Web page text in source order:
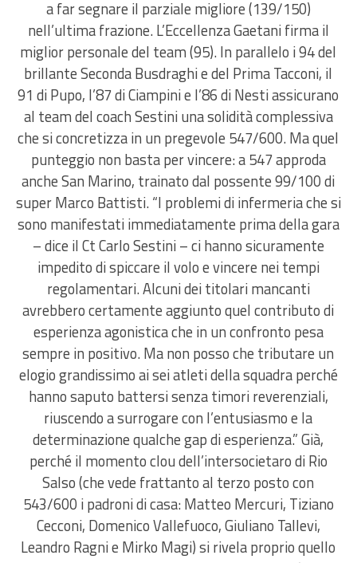
a far segnare il parziale migliore (139/150)
nell’ultima frazione. L’Eccellenza Gaetani firma il
miglior personale del team (95). In parallelo i 94 del
brillante Seconda Busdraghi e del Prima Tacconi, il
91 di Pupo, l’87 di Ciampini e l’86 di Nesti assicurano
al team del coach Sestini una solidità complessiva
che si concretizza in un pregevole 547/600. Ma quel
punteggio non basta per vincere: a 547 approda
anche San Marino, trainato dal possente 99/100 di
super Marco Battisti. “I problemi di infermeria che si
sono manifestati immediatamente prima della gara
– dice il Ct Carlo Sestini – ci hanno sicuramente
impedito di spiccare il volo e vincere nei tempi
regolamentari. Alcuni dei titolari mancanti
avrebbero certamente aggiunto quel contributo di
esperienza agonistica che in un confronto pesa
sempre in positivo. Ma non posso che tributare un
elogio grandissimo ai sei atleti della squadra perché
hanno saputo battersi senza timori reverenziali,
riuscendo a surrogare con l’entusiasmo e la
determinazione qualche gap di esperienza.” Già,
perché il momento clou dell’intersocietaro di Rio
Salso (che vede frattanto al terzo posto con
543/600 i padroni di casa: Matteo Mercuri, Tiziano
Cecconi, Domenico Vallefuoco, Giuliano Tallevi,
Leandro Ragni e Mirko Magi) si rivela proprio quello